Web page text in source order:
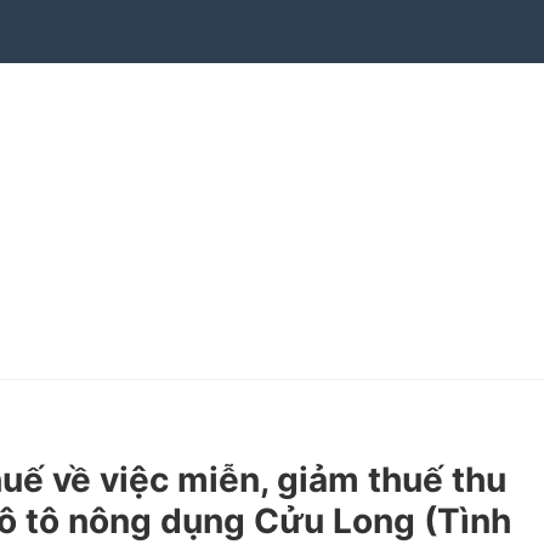
về việc miễn, giảm thuế thu
tô nông dụng Cửu Long (Tình